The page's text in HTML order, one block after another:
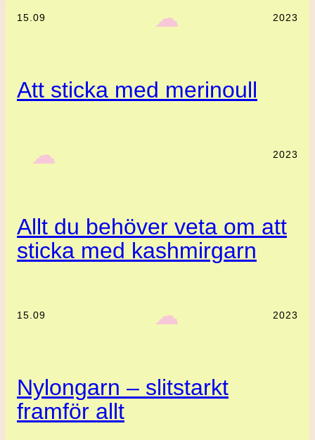
15.09 ‎ ‎‎ ☁︎‎‎ 2023
Att sticka med merinoull
‎ ‎‎ ☁︎‎‎ 2023
Allt du behöver veta om att
sticka med kashmirgarn
15.09 ‎ ‎‎ ☁︎‎‎ 2023
Nylongarn – slitstarkt
framför allt